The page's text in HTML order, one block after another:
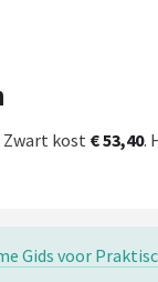
Zwart kost € 53,40.
Gids voor